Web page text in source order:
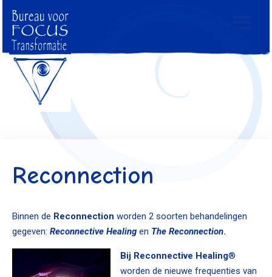
Reconnection
Binnen de Reconnection worden 2 soorten behandelingen
gegeven: Reconnective Healing en The Reconnection.
Bij Reconnective Healing®
worden de nieuwe frequenties van